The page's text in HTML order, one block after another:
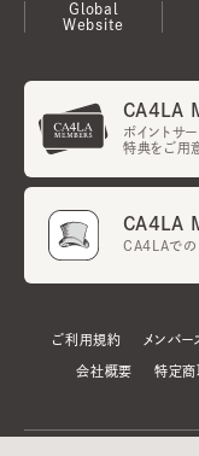
Global
Website
CA4LA
ポイントサ
特典をご用意
CA4LA
CA4LAでの
ご利用規約 メンバ
会社概要 特定商